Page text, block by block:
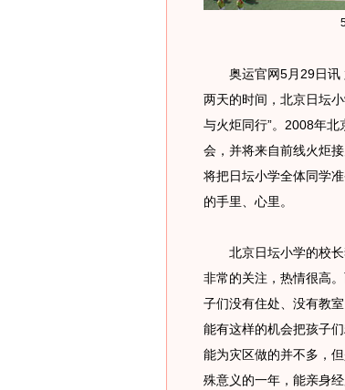
奥运官网5月29日讯
两天的时间，北京日坛
与火炬同行”。2008年
会，并将来自前线火炬
将把日坛小学全体同学
的手里、心里。
北京日坛小学的校长
非常的关注，热情很高
子们没有住处、没有教
能有这样的机会把孩子
能为灾区做的并不多，
殊意义的一年，能亲身